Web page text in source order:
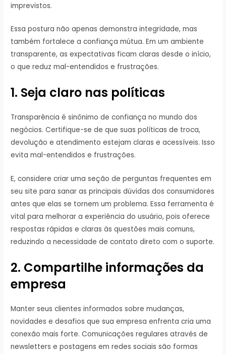
imprevistos.
Essa postura não apenas demonstra integridade, mas
também fortalece a confiança mútua. Em um ambiente
transparente, as expectativas ficam claras desde o início,
o que reduz mal-entendidos e frustrações.
1. Seja claro nas políticas
Transparência é sinônimo de confiança no mundo dos
negócios. Certifique-se de que suas políticas de troca,
devolução e atendimento estejam claras e acessíveis. Isso
evita mal-entendidos e frustrações.
E, considere criar uma seção de perguntas frequentes em
seu site para sanar as principais dúvidas dos consumidores
antes que elas se tornem um problema. Essa ferramenta é
vital para melhorar a experiência do usuário, pois oferece
respostas rápidas e claras às questões mais comuns,
reduzindo a necessidade de contato direto com o suporte.
2. Compartilhe informações da
empresa
Manter seus clientes informados sobre mudanças,
novidades e desafios que sua empresa enfrenta cria uma
conexão mais forte. Comunicações regulares através de
newsletters e postagens em redes sociais são formas